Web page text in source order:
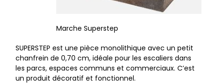
Marche Superstep
SUPERSTEP est une pièce monolithique avec un petit
chanfrein de 0,70 cm, idéale pour les escaliers dans
les parcs, espaces communs et commerciaux. C’est
un produit décoratif et fonctionnel.